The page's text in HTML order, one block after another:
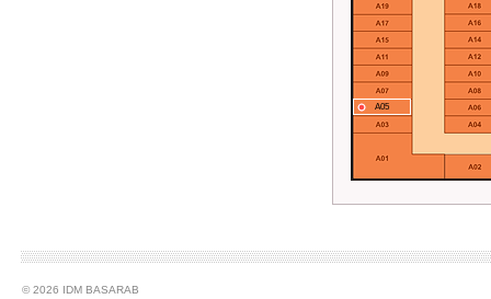
A05
© 2026 IDM BASARAB